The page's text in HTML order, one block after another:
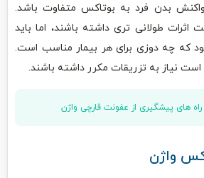
بدن فرد به بوتاکس متفاوت باشد.
اثرات طولانی تری داشته باشند، اما باید
که چه دوزی برای هر بیمار مناسب است.
نیاز به تزریقات مکرر داشته باشند.
راه های پیشگیری از عفونت قارچی واژن
واژن